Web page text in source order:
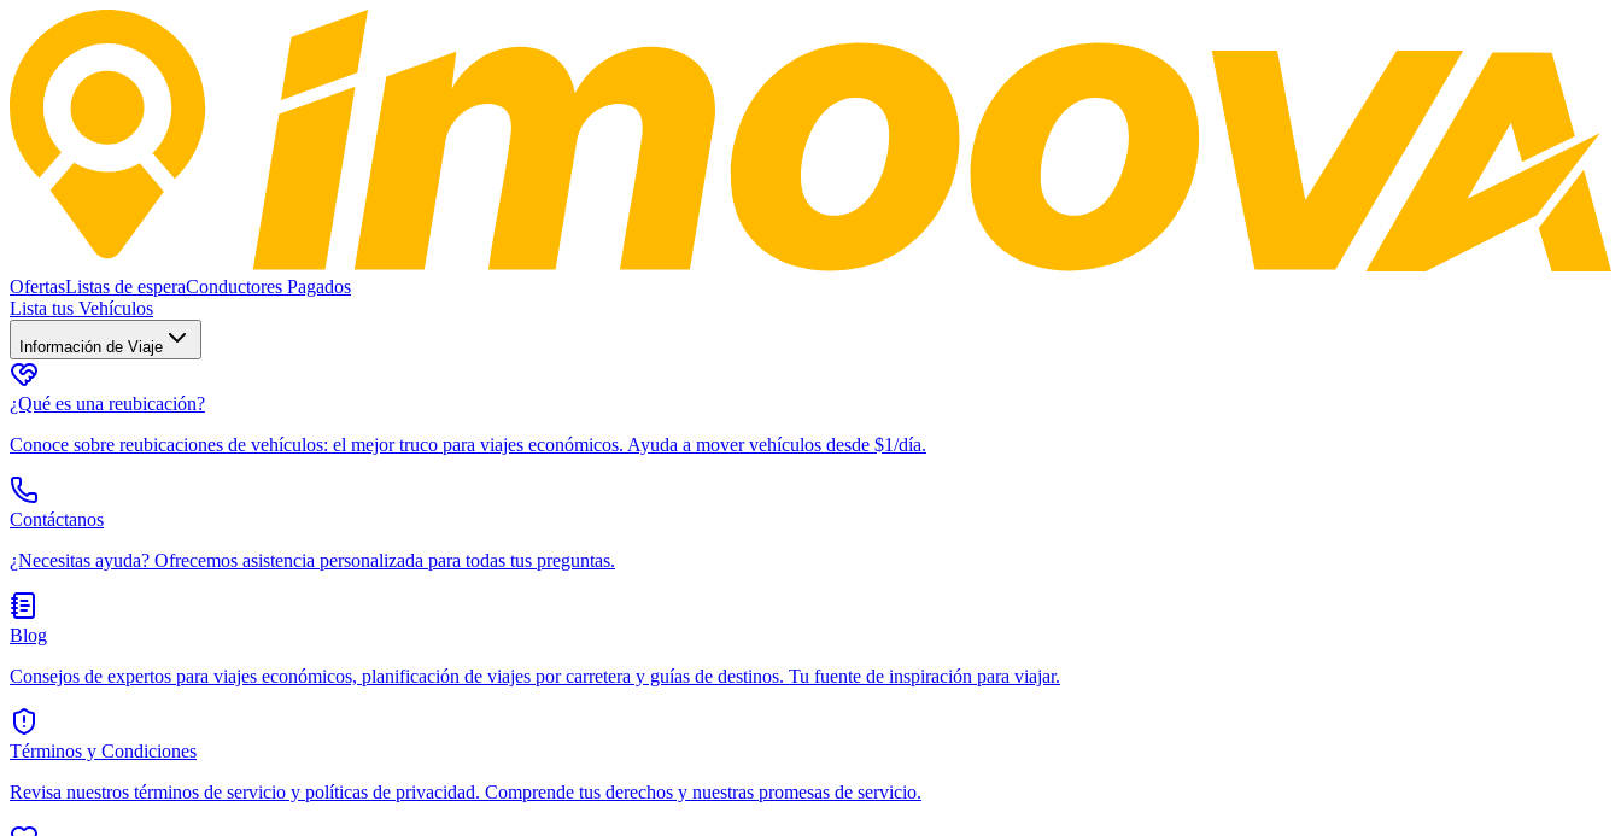
OfertasListas de esperaConductores Pagados
Lista tus Vehículos
Información de Viaje
¿Qué es una reubicación?
Conoce sobre reubicaciones de vehículos: el mejor truco para viajes económicos. Ayuda a mover vehículos desde $1/día.
Contáctanos
¿Necesitas ayuda? Ofrecemos asistencia personalizada para todas tus preguntas.
Blog
Consejos de expertos para viajes económicos, planificación de viajes por carretera y guías de destinos. Tu fuente de inspiración para viajar.
Términos y Condiciones
Revisa nuestros términos de servicio y políticas de privacidad. Comprende tus derechos y nuestras promesas de servicio.